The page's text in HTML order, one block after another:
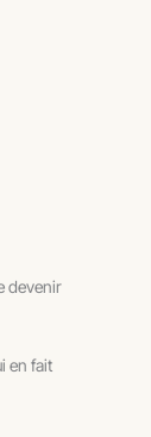
devenir
en fait